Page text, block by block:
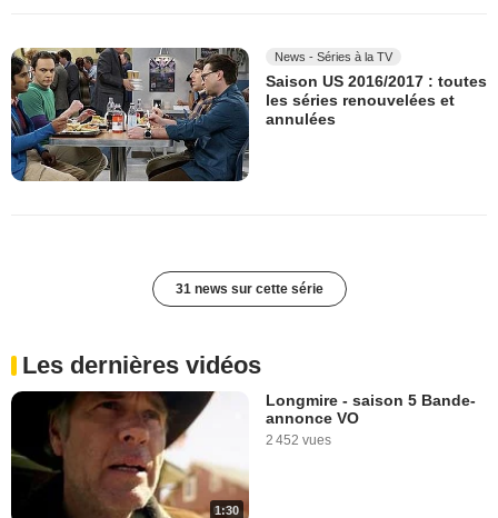
News - Séries à la TV
Saison US 2016/2017 : toutes
les séries renouvelées et
annulées
31 news sur cette série
Les dernières vidéos
1:30
Longmire - saison 5 Bande-
annonce VO
2 452 vues